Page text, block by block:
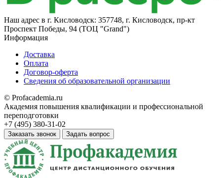
Наш адрес в г. Кисловодск: 357748, г. Кисловодск, пр-кт
Проспект Победы, 94 (ТОЦ "Grand")
Информация
Доставка
Оплата
Договор-оферта
Сведения об образовательной организации
© Profacademia.ru
Академия повышения квалификации и профессиональной
переподготовки
+7 (495) 380-31-02
Заказать звонок Задать вопрос